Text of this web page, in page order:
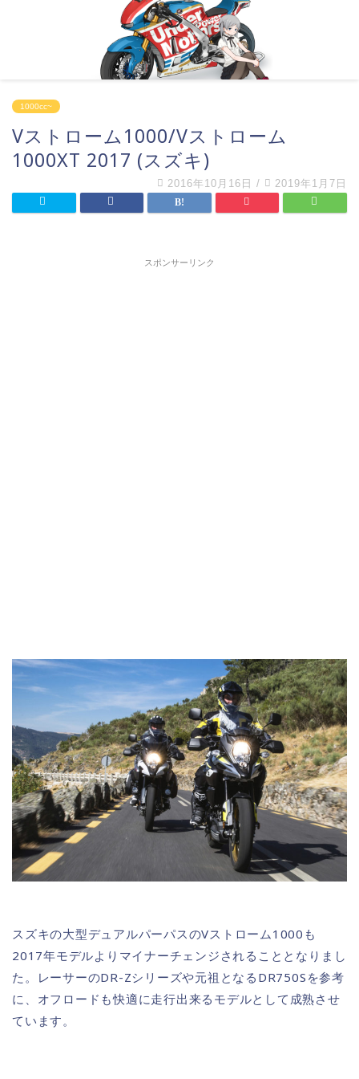
1000cc~
Vストローム1000/Vストローム
1000XT 2017 (スズキ)
2016年10月16日 / 2019年1月7日
スポンサーリンク
スズキの大型デュアルパーパスのVストローム1000も
2017年モデルよりマイナーチェンジされることとなりまし
た。レーサーのDR-Zシリーズや元祖となるDR750Sを参考
に、オフロードも快適に走行出来るモデルとして成熟させ
ています。